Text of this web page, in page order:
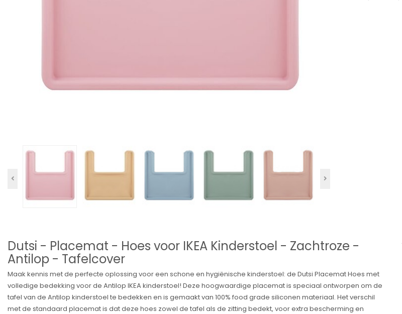
Dutsi - Placemat - Hoes voor IKEA Kinderstoel - Zachtroze -
Antilop - Tafelcover
Maak kennis met de perfecte oplossing voor een schone en hygiënische kinderstoel: de Dutsi Placemat Hoes met
volledige bedekking voor de Antilop IKEA kinderstoel! Deze hoogwaardige placemat is speciaal ontworpen om de
tafel van de Antilop kinderstoel te bedekken en is gemaakt van 100% food grade siliconen materiaal. Het verschil
met de standaard placemat is dat deze hoes zowel de tafel als de zitting bedekt, voor extra bescherming en